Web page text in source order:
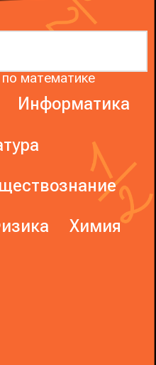
математике
Информатика
Химия